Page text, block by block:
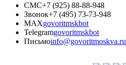
СМС+7 (925) 88-88-948
Звонок+7 (495) 73-73-948
MAXgovoritmskbot
Telegramgovoritmskbot
Письмоinfo@govoritmoskva.ru